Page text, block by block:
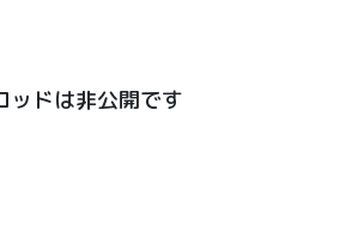
ッドは非公開です